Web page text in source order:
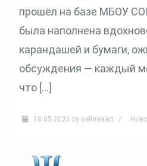
прошёл на базе МБОУ
была наполнена
карандашей и бумаги,
обсуждения — каждый
что […]
18.05.2026 by selinaaart /